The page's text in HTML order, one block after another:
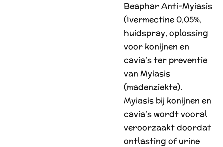
Beaphar Anti-Myiasis
(Ivermectine 0,05%,
huidspray, oplossing
voor konijnen en
cavia’s ter preventie
van Myiasis
(madenziekte).
Myiasis bij konijnen en
cavia’s wordt vooral
veroorzaakt doordat
ontlasting of urine